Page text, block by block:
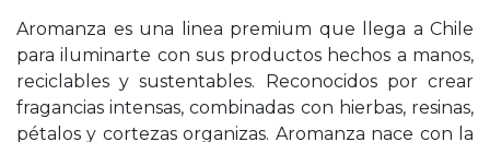
Aromanza es una linea premium que llega a Chile
para iluminarte con sus productos hechos a manos,
reciclables y sustentables. Reconocidos por crear
fragancias intensas, combinadas con hierbas, resinas,
pétalos y cortezas organizas. Aromanza nace con la